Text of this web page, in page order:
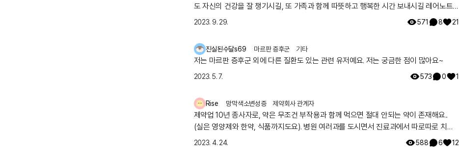
도 자신의 건강을 잘 챙기시길, 또 가족과 함께 따뜻하고 행복한 시간 보내시길 레어노트
2023. 9. 29. 571 8 21
진실된수달s69 마르판 증후군 기타
저는 마르판 증후군 외에 다른 질환도 있는 관련 유저예요. 저는 궁금한 점이 많아요~
2023. 5. 7. 573 0 1
Rise 망막색소변성증 제약회사 관계자
제약업 10년 종사자로, 약은 무조건 부작용과 함께 먹으면 절대 안되는 약이 존재해요..
(실은 영양제와 한약, 식품까지도요). 병원 여러과를 도시면서 진료과에서 따로따로 치료
약을 처방하는데, 의료진이 환자분이 먹으시는 모든약에 대한 파악이 안되어서, 잘못 처방
2023. 4. 24. 588 6 12